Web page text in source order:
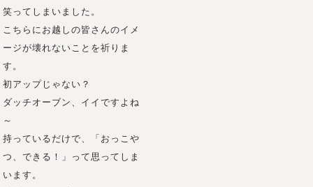
笑ってしまいました。
こちらにお越しの皆さんのイメ
ージが壊れないことを祈りま
す。
初アップじゃない？
ダッチオーブン、イイですよね
～
持っているだけで、「おっこや
つ、できる！」って思ってしま
います。